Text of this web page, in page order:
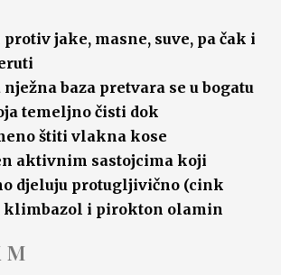
protiv jake, masne, suve, pa čak i
nježna baza pretvara se u bogatu
temeljno čisti dok
štiti vlakna kose
aktivnim sastojcima koji
djeluju protugljivično (cink
i pirokton olamin